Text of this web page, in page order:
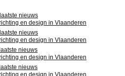
nieuws
en design in Vlaanderen
nieuws
en design in Vlaanderen
nieuws
en design in Vlaanderen
nieuws
en design in Vlaanderen